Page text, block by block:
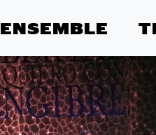
ENSEMBLE